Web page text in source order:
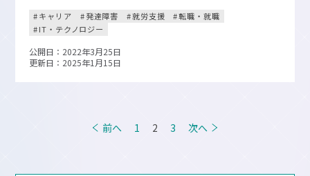
キャリア 発達障害 就労支援
転職・就職
IT・テクノロジー
公開日：2022年3月25日
更新日：2025年1月15日
前へ 1 2 3 次へ